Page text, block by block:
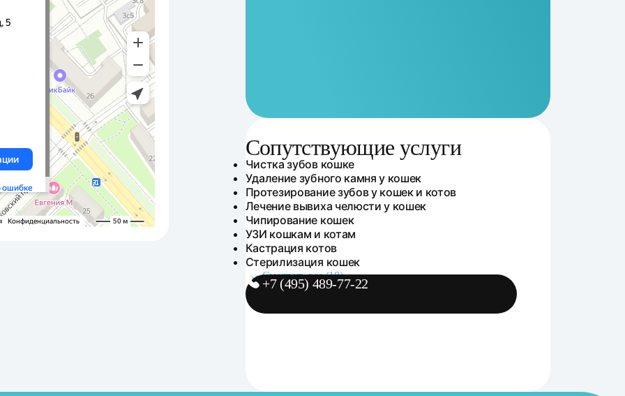
Сопутствующие услуги
Сопутствующие услуги
Чистка зубов кошке
Удаление зубного камня у кошек
Протезирование зубов у кошек и котов
Лечение вывиха челюсти у кошек
Чипирование кошек
УЗИ кошкам и котам
Кастрация котов
Стерилизация кошек
Смотреть все (18)
+7 (495) 489-77-22